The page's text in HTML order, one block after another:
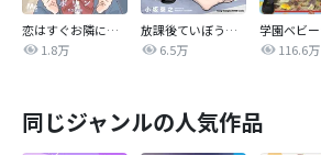
恋はすぐお隣に【タテヨミ】
1.8万
放課後ていぼう日誌
6.5万
116.6万
同じジャンルの人気作品